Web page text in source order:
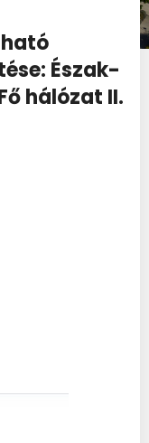
Észak-
hálózat II.